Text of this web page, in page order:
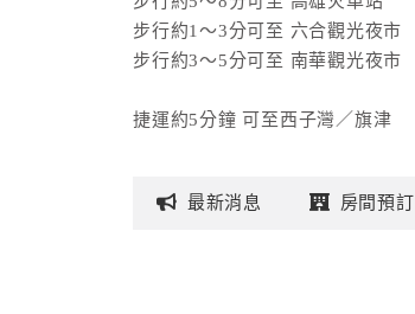
步行約1～3分可至 六合觀光夜市
步行約3～5分可至 南華觀光夜市
捷運約5分鐘 可至西子灣／旗津
最新消息 房間預訂